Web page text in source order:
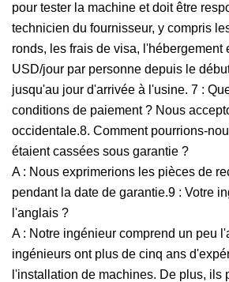
pour tester la machine et doit être
technicien du fournisseur, y compris
ronds, les frais de visa, l'hébergement
USD/jour par personne depuis le
jusqu'au jour d'arrivée à l'usine. 7 :
conditions de paiement ? Nous
occidentale.8. Comment pourrions-
étaient cassées sous garantie ?
A : Nous exprimerions les pièces de
pendant la date de garantie.9 : Votre
l'anglais ?
A : Notre ingénieur comprend un peu
ingénieurs ont plus de cinq ans
l'installation de machines. De plus, ils